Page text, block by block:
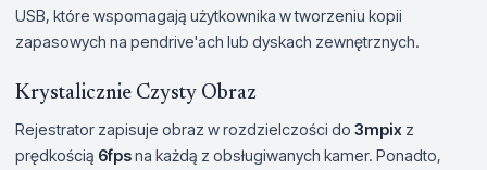
USB, które wspomagają użytkownika w tworzeniu kopii
zapasowych na pendrive'ach lub dyskach zewnętrznych.
Krystalicznie Czysty Obraz
Rejestrator zapisuje obraz w rozdzielczości do 3mpix z
prędkością 6fpsna każdą z obsługiwanych kamer. Ponadto,